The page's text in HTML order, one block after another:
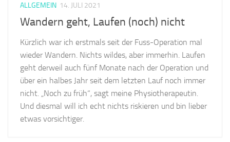
ALLGEMEIN 14. JULI 2021
Wandern geht, Laufen (noch) nicht
Kürzlich war ich erstmals seit der Fuss-Operation mal
wieder Wandern. Nichts wildes, aber immerhin. Laufen
geht derweil auch fünf Monate nach der Operation und
über ein halbes Jahr seit dem letzten Lauf noch immer
nicht. „Noch zu früh“, sagt meine Physiotherapeutin.
Und diesmal will ich echt nichts riskieren und bin lieber
etwas vorsichtiger.